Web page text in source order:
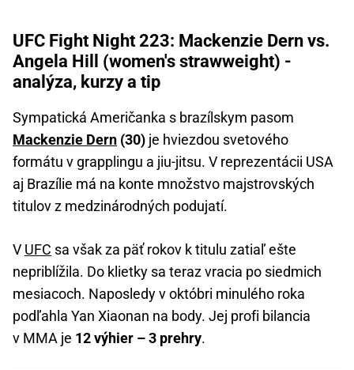
UFC Fight Night 223: Mackenzie Dern vs.
Angela Hill (women's strawweight) -
analýza, kurzy a tip
Sympatická Američanka s brazílskym pasom
Mackenzie Dern (30) je hviezdou svetového
formátu v grapplingu a jiu-jitsu. V reprezentácii USA
aj Brazílie má na konte množstvo majstrovských
titulov z medzinárodných podujatí.
V UFC sa však za päť rokov k titulu zatiaľ ešte
nepriblížila. Do klietky sa teraz vracia po siedmich
mesiacoch. Naposledy v októbri minulého roka
podľahla Yan Xiaonan na body. Jej profi bilancia
v MMA je 12 výhier – 3 prehry.